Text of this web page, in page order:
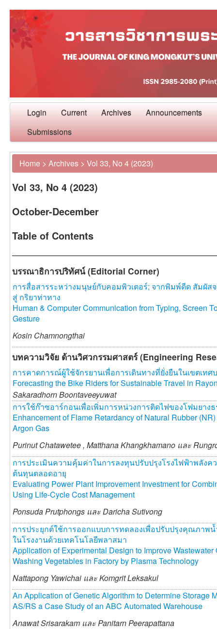
Login Current Archives Announcements
Submissions
Home > Archives > Vol 33, No 4 (2023)
Vol 33, No 4 (2023)
October-December
Table of Contents
บรรณาธิการปริทัศน์ (Editorial Corner)
การสื่อสารระหว่างมนุษย์กับคอมพิวเตอร์; จากพิมพ์ดีด สัมผัสจ
สู่ กริยาท่าทาง
Human & Computer Communication from Typing, Screen
Gesture
Kosin Chamnongthai
บทความวิจัย ด้านวิศวกรรมศาสตร์ (Engineering
การคาดการณ์ผู้ใช้จักรยานเพื่อการเดินทางที่ยั่งยืนในเขตเทศ
Forecasting the Bike Riders for Sustainable Travel in
Sakaradhorn Boontaveeyuwat
การใช้ก๊าซอาร์กอนเพื่อเพิ่มการหน่วงการติดไฟของโฟมยาง
Enhancement of Flame Retardancy of Natural Rubber
Argon Gas
Purinut Chatawetee , Matthana Khangkhamano และ
การประเมินความคุ้มค่าในการลงทุนปรับปรุงโรงไฟฟ้าพลังค
ต้นทุนตลอดอายุ
Evaluating Power Plant Improvement Investment for
Using Life-Cycle Cost Management
Ponsuda Prutphongs และDaricha Sutivong
การประยุกต์ใช้การออกแบบการทดลองเพื่อปรับปรุงคุณภาพน้
ในโรงงานด้วยเทคโนโลยีพลาสมา
Application of Experimental Design to Improve Wastewater
Washing Vegetables in Factory by Plasma Technology
Nattapong Yawichai และKomgrit Leksakul
An Application of Genetic Algorithm to Determine Storage
AS/RS a Case Study of an ABC Automated Warehouse
Anawat Srisarakam และPanitarn Peerapattana